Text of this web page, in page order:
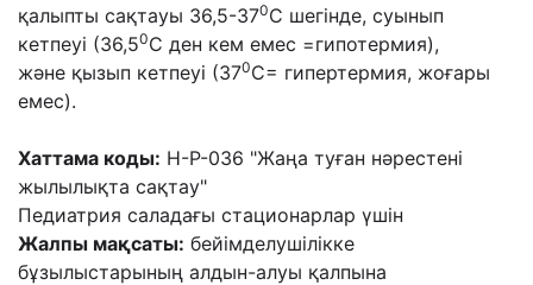
қалыпты сақтауы 36,5-370С шегінде, суынып
кетпеуі (36,50С ден кем емес =гипотермия),
жəне қызып кетпеуі (370С= гипертермия, жоғары
емес).
Хаттама коды: H-P-036 "Жаңа туған нəрестені
жылылықта сақтау"
Педиатрия саладағы стационарлар үшін
Жалпы мақсаты: бейімделушілікке
бұзылыстарының алдын-алуы қалпына